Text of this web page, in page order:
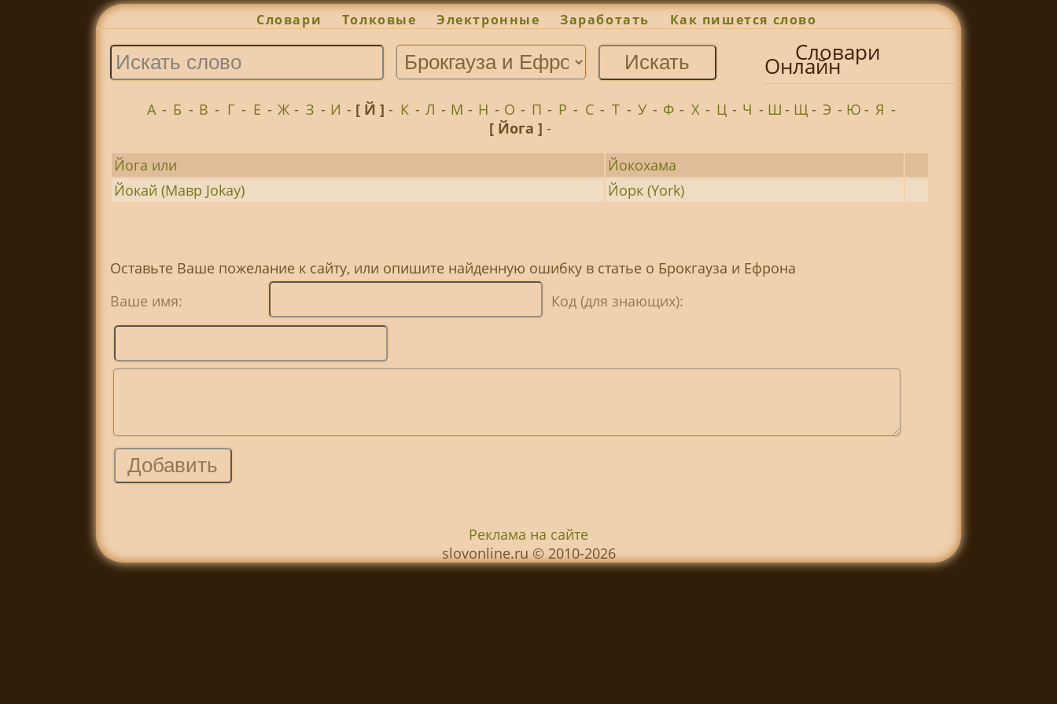
Словари Толковые Электронные Заработать Как пишется слово
Словари
Онлайн
А - Б - В - Г - Е - Ж - З - И - [ Й ]- К - Л - М - Н - О - П - Р - С - Т - У - Ф - Х - Ц - Ч - Ш - Щ- Э - Ю- Я -
[ Йога ] -
Йога или
Йокохама
Йокай (Мавр Jokay)
Йорк (York)
Оставьте Ваше пожелание к сайту, или опишите найденную ошибку в статье о Брокгауза и Ефрона
Ваше имя:
Код (для знающих):
Реклама на сайте
slovonline.ru © 2010-2026